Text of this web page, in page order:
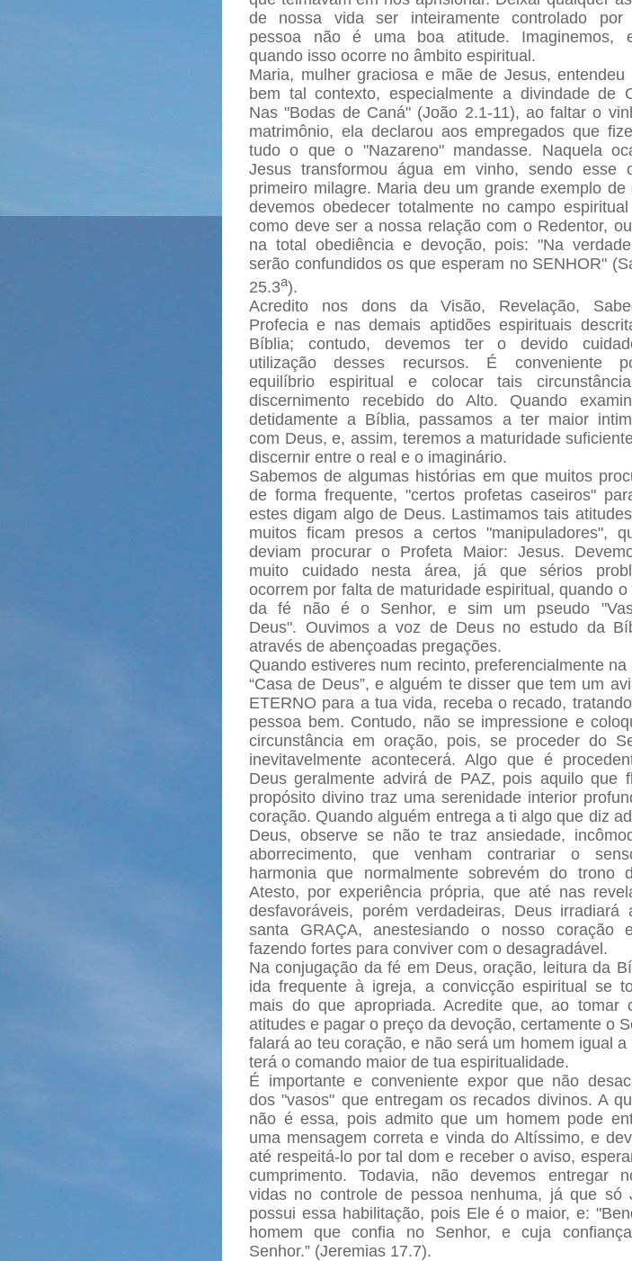
de nossa vida ser inteiramente controlado por
pessoa não é uma boa atitude. Imaginemos,
quando isso ocorre no âmbito espiritual.
Maria, mulher graciosa e mãe de Jesus, entendeu
bem tal contexto, especialmente a divindade de
Nas "Bodas de Caná" (João 2.1-11), ao faltar o
matrimônio, ela declarou aos empregados que
tudo o que o "Nazareno" mandasse. Naquela
Jesus transformou água em vinho, sendo esse
primeiro milagre. Maria deu um grande exemplo de
devemos obedecer totalmente no campo
como deve ser a nossa relação com o Redentor,
na total obediência e devoção, pois: "Na
serão confundidos os que esperam no SENHOR"
25.3a).
Acredito nos dons da Visão, Revelação,
Profecia e nas demais aptidões espirituais
Bíblia; contudo, devemos ter o devido
utilização desses recursos. É conveniente
equilíbrio espiritual e colocar tais
discernimento recebido do Alto. Quando
detidamente a Bíblia, passamos a ter maior
com Deus, e, assim, teremos a maturidade
discernir entre o real e o imaginário.
Sabemos de algumas histórias em que muitos
de forma frequente, "certos profetas caseiros"
estes digam algo de Deus. Lastimamos tais
muitos ficam presos a certos "manipuladores",
deviam procurar o Profeta Maior: Jesus.
muito cuidado nesta área, já que sérios
ocorrem por falta de maturidade espiritual, quando o
da fé não é o Senhor, e sim um pseudo
Deus". Ouvimos a voz de Deus no estudo da
através de abençoadas pregações.
Quando estiveres num recinto, preferencialmente na
“Casa de Deus”, e alguém te disser que tem um
ETERNO para a tua vida, receba o recado,
pessoa bem. Contudo, não se impressione e
circunstância em oração, pois, se proceder do
inevitavelmente acontecerá. Algo que é
Deus geralmente advirá de PAZ, pois aquilo que
propósito divino traz uma serenidade interior
coração. Quando alguém entrega a ti algo que diz
Deus, observe se não te traz ansiedade,
aborrecimento, que venham contrariar o
harmonia que normalmente sobrevém do trono
Atesto, por experiência própria, que até nas
desfavoráveis, porém verdadeiras, Deus irradiará
santa GRAÇA, anestesiando o nosso coração
fazendo fortes para conviver com o desagradável.
Na conjugação da fé em Deus, oração, leitura da
ida frequente à igreja, a convicção espiritual se
mais do que apropriada. Acredite que, ao tomar
atitudes e pagar o preço da devoção, certamente o
falará ao teu coração, e não será um homem igual a
terá o comando maior de tua espiritualidade.
É importante e conveniente expor que não
dos "vasos" que entregam os recados divinos. A
não é essa, pois admito que um homem pode
uma mensagem correta e vinda do Altíssimo, e
até respeitá-lo por tal dom e receber o aviso,
cumprimento. Todavia, não devemos entregar
vidas no controle de pessoa nenhuma, já que só
possui essa habilitação, pois Ele é o maior, e:
homem que confia no Senhor, e cuja
Senhor.” (Jeremias 17.7).